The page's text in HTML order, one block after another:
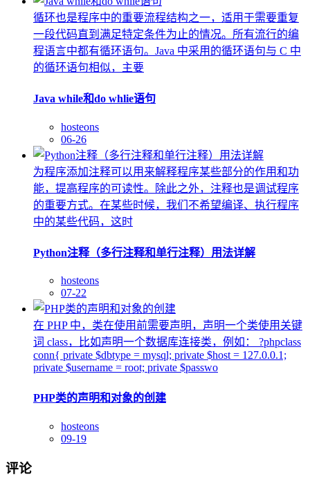
循环也是程序中的重要流程结构之一，适用于需要重复
一段代码直到满足特定条件为止的情况。所有流行的编
程语言中都有循环语句。Java 中采用的循环语句与 C 中
的循环语句相似，主要
Java while和do whlie语句
hosteons
06-26
为程序添加注释可以用来解释程序某些部分的作用和功
能，提高程序的可读性。除此之外，注释也是调试程序
的重要方式。在某些时候，我们不希望编译、执行程序
中的某些代码，这时
Python注释（多行注释和单行注释）用法详解
hosteons
07-22
在 PHP 中，类在使用前需要声明，声明一个类使用关键
词 class，比如声明一个数据库连接类，例如： ?phpclass
conn{ private $dbtype = mysql; private $host = 127.0.0.1;
private $username = root; private $passwo
PHP类的声明和对象的创建
hosteons
09-19
评论